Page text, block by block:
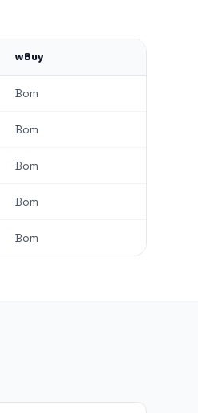
wBuy
Bom
Bom
Bom
Bom
Bom